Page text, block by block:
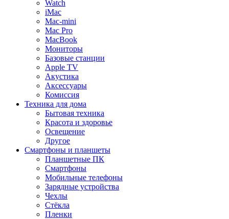
Watch
iMac
Mac-mini
Mac Pro
MacBook
Мониторы
Базовые станции
Apple TV
Акустика
Аксессуары
Комиссия
Техника для дома
Бытовая техника
Красота и здоровье
Освещение
Другое
Смартфоны и планшеты
Планшетные ПК
Смартфоны
Мобильные телефоны
Зарядные устройства
Чехлы
Стёкла
Пленки